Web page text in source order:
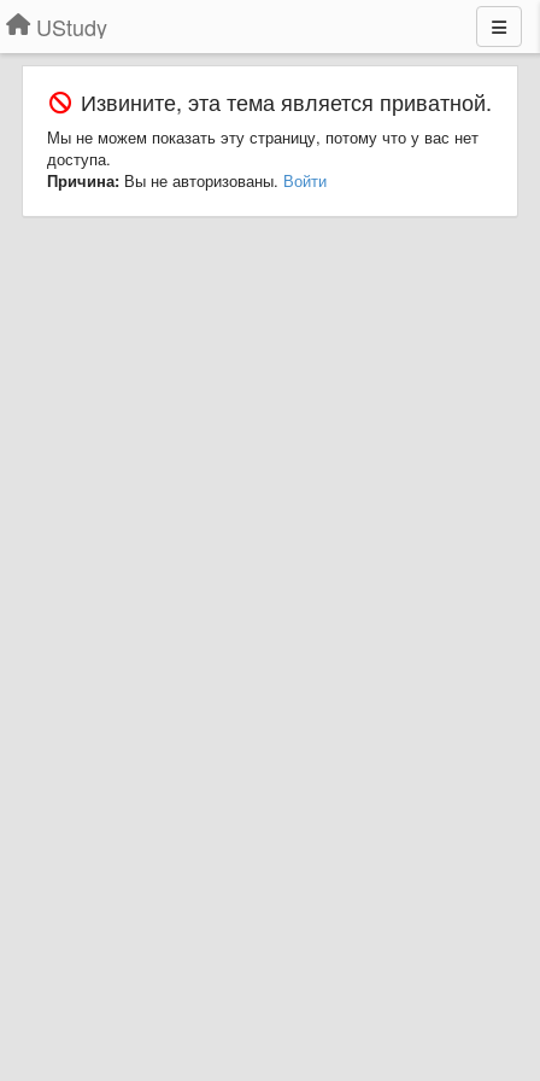
UStudy
Извините, эта тема является приватной.
Мы не можем показать эту страницу, потому что у вас нет
доступа.
Причина: Вы не авторизованы. Войти